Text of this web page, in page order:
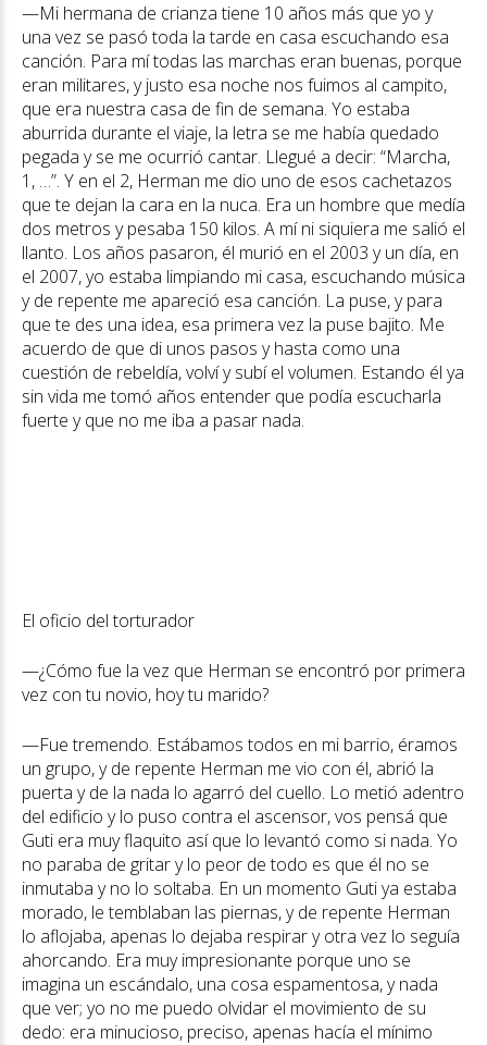
—Mi hermana de crianza tiene 10 años más que yo y
una vez se pasó toda la tarde en casa escuchando esa
canción. Para mí todas las marchas eran buenas, porque
eran militares, y justo esa noche nos fuimos al campito,
que era nuestra casa de fin de semana. Yo estaba
aburrida durante el viaje, la letra se me había quedado
pegada y se me ocurrió cantar. Llegué a decir: “Marcha,
1, …”. Y en el 2, Herman me dio uno de esos cachetazos
que te dejan la cara en la nuca. Era un hombre que medía
dos metros y pesaba 150 kilos. A mí ni siquiera me salió el
llanto. Los años pasaron, él murió en el 2003 y un día, en
el 2007, yo estaba limpiando mi casa, escuchando música
y de repente me apareció esa canción. La puse, y para
que te des una idea, esa primera vez la puse bajito. Me
acuerdo de que di unos pasos y hasta como una
cuestión de rebeldía, volví y subí el volumen. Estando él ya
sin vida me tomó años entender que podía escucharla
fuerte y que no me iba a pasar nada.
El oficio del torturador
—¿Cómo fue la vez que Herman se encontró por primera
vez con tu novio, hoy tu marido?
—Fue tremendo. Estábamos todos en mi barrio, éramos
un grupo, y de repente Herman me vio con él, abrió la
puerta y de la nada lo agarró del cuello. Lo metió adentro
del edificio y lo puso contra el ascensor, vos pensá que
Guti era muy flaquito así que lo levantó como si nada. Yo
no paraba de gritar y lo peor de todo es que él no se
inmutaba y no lo soltaba. En un momento Guti ya estaba
morado, le temblaban las piernas, y de repente Herman
lo aflojaba, apenas lo dejaba respirar y otra vez lo seguía
ahorcando. Era muy impresionante porque uno se
imagina un escándalo, una cosa espamentosa, y nada
que ver; yo no me puedo olvidar el movimiento de su
dedo: era minucioso, preciso, apenas hacía el mínimo